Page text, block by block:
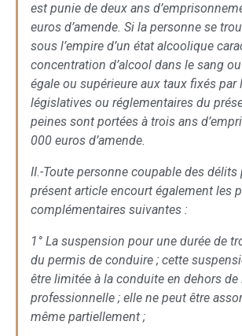
est punie de deux ans
euros d’amende. Si la personne se
sous l’empire d’un état alcoolique
concentration d’alcool dans le sang
égale ou supérieure aux taux fixés
législatives ou réglementaires du
peines sont portées à trois ans
000 euros d’amende.
II.-Toute personne coupable des délits
présent article encourt également les
complémentaires suivantes :
1° La suspension pour une durée de
du permis de conduire ; cette
être limitée à la conduite en dehors de
professionnelle ; elle ne peut être
même partiellement ;